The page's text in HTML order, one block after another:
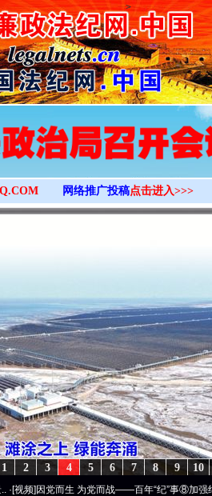
>
网络推广投稿点击进入>>>
10
9
8
7
6
5
4
3
2
1
生 为党而战——百年“纪”事⑧加强纪律..·[视频]